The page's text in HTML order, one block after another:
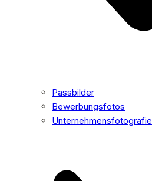
Passbilder
Bewerbungsfotos
Unternehmensfotografie